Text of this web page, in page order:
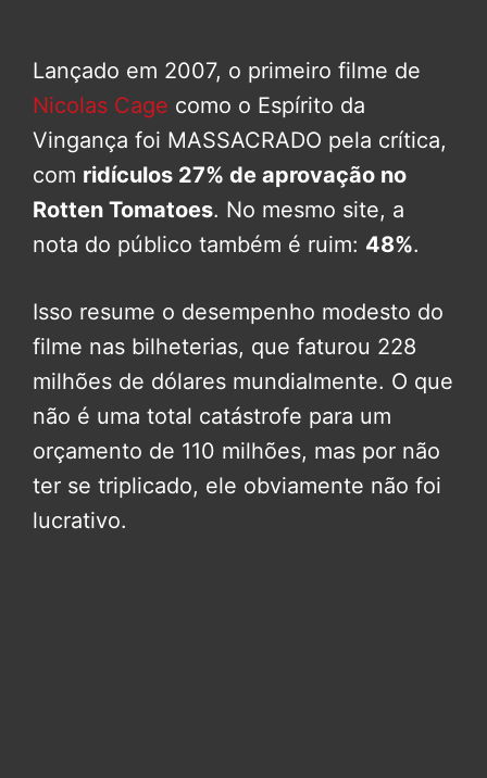
Lançado em 2007, o primeiro filme de
Nicolas Cage como o Espírito da
Vingança foi MASSACRADO pela crítica,
com ridículos 27% de aprovação no
Rotten Tomatoes. No mesmo site, a
nota do público também é ruim: 48%.
Isso resume o desempenho modesto do
filme nas bilheterias, que faturou 228
milhões de dólares mundialmente. O que
não é uma total catástrofe para um
orçamento de 110 milhões, mas por não
ter se triplicado, ele obviamente não foi
lucrativo.